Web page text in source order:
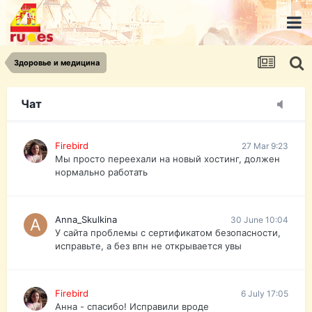
Здоровье и медицина
Чат
urist.dokument@gmail.com
https://pasport-ua.com/
Телеграмм @uristpassua
Firebird
Друзья - из России без VPN сайт и форум
Firebird 27 Mar 9:23
Мы просто переехали на новый хостинг, должен
нормально работать
Anna_Skulkina 30 June 10:04
У сайта проблемы с сертификатом безопасности,
исправьте, а без впн не открывается увы
Firebird 6 July 17:05
Анна - спасибо! Исправили вроде